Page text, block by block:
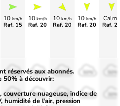
10 km/h
Raf. 15
10 km/h
Raf. 20
10 km/h
Raf. 20
10 km/h
Raf. 20
Calme
Raf.
50%
30%
50%
30%
50%
30%
50%
30%
réservés aux abonnés.
50% à découvrir:
nuageuse, indice de
humidité de l'air, pression